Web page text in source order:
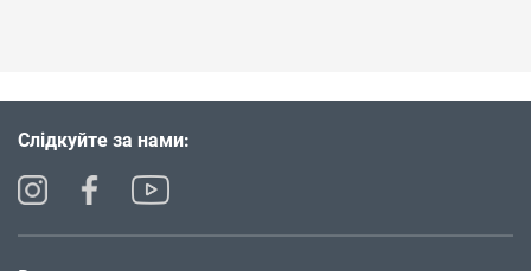
Слідкуйте за нами: